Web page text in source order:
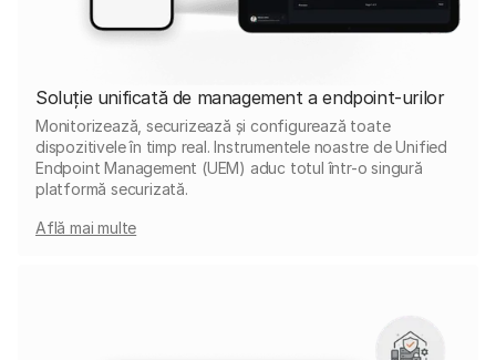
Soluție unificată de management a endpoint-urilor
Monitorizează, securizează și configurează toate
dispozitivele în timp real. Instrumentele noastre de Unified
Endpoint Management (UEM) aduc totul într-o singură
platformă securizată.
Află mai multe